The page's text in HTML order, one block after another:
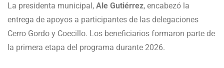
La presidenta municipal, Ale Gutiérrez, encabezó la
entrega de apoyos a participantes de las delegaciones
Cerro Gordo y Coecillo. Los beneficiarios formaron parte de
la primera etapa del programa durante 2026.